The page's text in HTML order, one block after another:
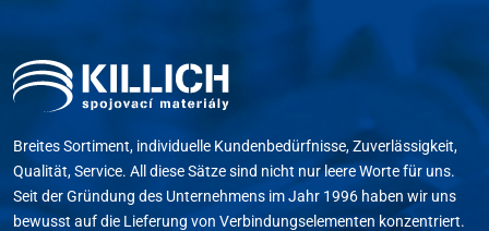
Breites Sortiment, individuelle Kundenbedürfnisse, Zuverlässigkeit,
Qualität, Service. All diese Sätze sind nicht nur leere Worte für uns.
Seit der Gründung des Unternehmens im Jahr 1996 haben wir uns
bewusst auf die Lieferung von Verbindungselementen konzentriert.